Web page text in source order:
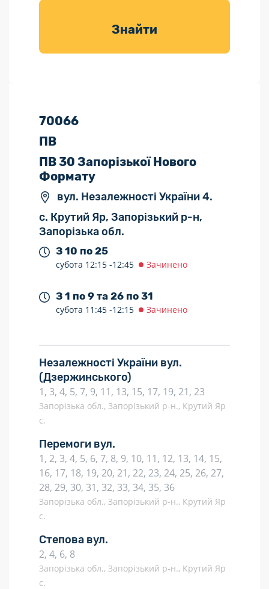
товарів для
Знайти
70066
ПВ
ПВ 30 Запорізької Нового
Формату
вул. Незалежності України 4.
с. Крутий Яр, Запорізький р-н,
Запорізька обл.
З 10 по 25
субота 12:15 -12:45 Зачинено
З 1 по 9 та 26 по 31
субота 11:45 -12:15 Зачинено
Незалежності України вул.
(Дзержинського)
1, 3, 4, 5, 7, 9, 11, 13, 15, 17, 19, 21, 23
Запорізька обл., Запорізький р-н., Крутий Яр
с.
Перемоги вул.
1, 2, 3, 4, 5, 6, 7, 8, 9, 10, 11, 12, 13, 14, 15,
16, 17, 18, 19, 20, 21, 22, 23, 24, 25, 26, 27,
28, 29, 30, 31, 32, 33, 34, 35, 36
Запорізька обл., Запорізький р-н., Крутий Яр
с.
Степова вул.
2, 4, 6, 8
Запорізька обл., Запорізький р-н., Крутий Яр
с.